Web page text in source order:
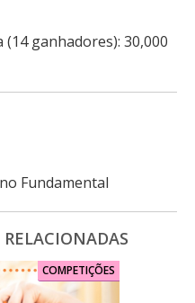
ganhadores): 30,000
Fundamental
COMPETIÇÕES